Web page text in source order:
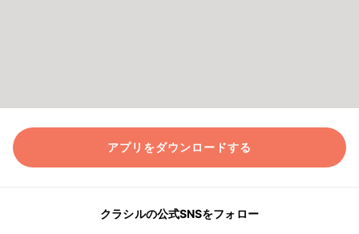
アプリをダウンロードする
クラシルの公式SNSをフォロー